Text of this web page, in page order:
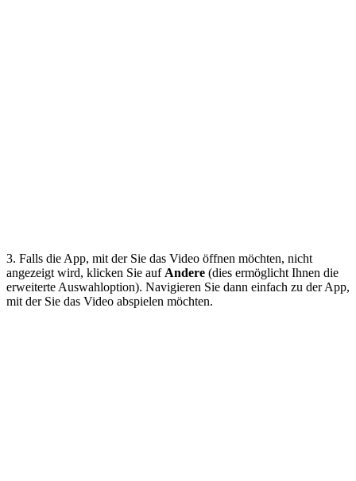
3. Falls die App, mit der Sie das Video öffnen möchten, nicht
angezeigt wird, klicken Sie auf Andere (dies ermöglicht Ihnen die
erweiterte Auswahloption). Navigieren Sie dann einfach zu der App,
mit der Sie das Video abspielen möchten.